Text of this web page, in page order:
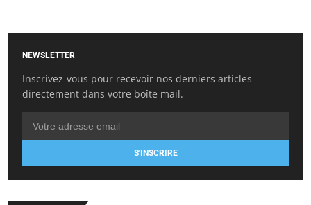
NEWSLETTER
Inscrivez-vous pour recevoir nos derniers articles
directement dans votre boîte mail.
S'INSCRIRE